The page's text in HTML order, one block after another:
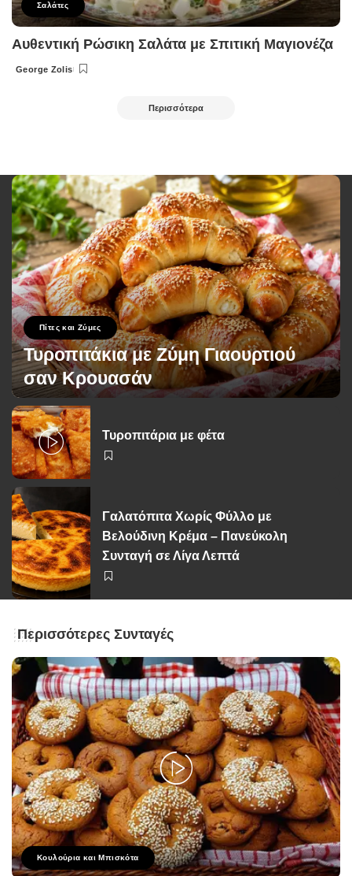
Σαλάτες
Αυθεντική Ρώσικη Σαλάτα με Σπιτική Μαγιονέζα
Posted
George Zolis
Περισσότερα
Πίτες και Ζύμες
Τυροπιτάκια με Ζύμη Γιαουρτιού
σαν Κρουασάν
Posted
by
George Zolis 12 Ιουλίου 2026
Τυροπιτάρια με φέτα
Γαλατόπιτα Χωρίς Φύλλο με
Βελούδινη Κρέμα – Πανεύκολη
Συνταγή σε Λίγα Λεπτά
Περισσότερες Συνταγές
Κουλούρια και Μπισκότα